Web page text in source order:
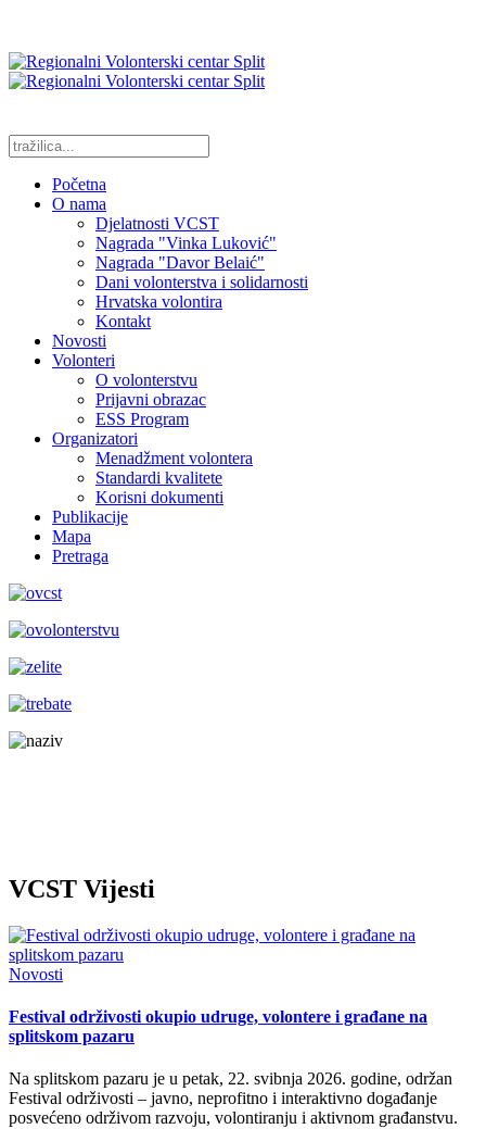
Početna
O nama
Djelatnosti VCST
Nagrada "Vinka Luković"
Nagrada "Davor Belaić"
Dani volonterstva i solidarnosti
Hrvatska volontira
Kontakt
Novosti
Volonteri
O volonterstvu
Prijavni obrazac
ESS Program
Organizatori
Menadžment volontera
Standardi kvalitete
Korisni dokumenti
Publikacije
Mapa
Pretraga
VCST Vijesti
Novosti
Festival održivosti okupio udruge, volontere i građane na
splitskom pazaru
Na splitskom pazaru je u petak, 22. svibnja 2026. godine, održan
Festival održivosti – javno, neprofitno i interaktivno događanje
posvećeno održivom razvoju, volontiranju i aktivnom građanstvu.